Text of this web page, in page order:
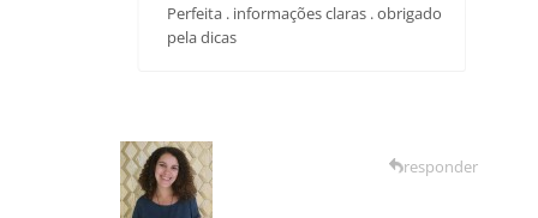
Perfeita . informações claras . obrigado
pela dicas
responder